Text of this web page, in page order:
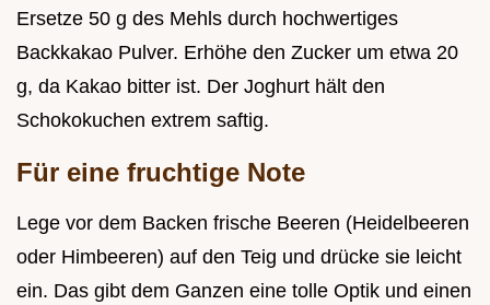
Ersetze 50 g des Mehls durch hochwertiges
Backkakao Pulver. Erhöhe den Zucker um etwa 20
g, da Kakao bitter ist. Der Joghurt hält den
Schokokuchen extrem saftig.
Für eine fruchtige Note
Lege vor dem Backen frische Beeren (Heidelbeeren
oder Himbeeren) auf den Teig und drücke sie leicht
ein. Das gibt dem Ganzen eine tolle Optik und einen